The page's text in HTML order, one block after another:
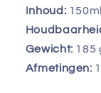
Inhoud: 150ml
Gewicht: 185
Afmetingen: